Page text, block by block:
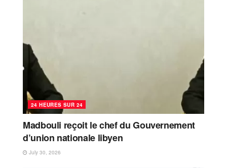
24 HEURES SUR 24
Madbouli reçoit le chef du Gouvernement
d’union nationale libyen
July 30, 2026